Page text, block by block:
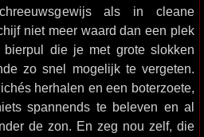
als in cleane
niet meer waard dan een plek
die je met grote slokken
zo snel mogelijk te vergeten.
herhalen en een boterzoete,
spannends te beleven en al
de zon. En zeg nou zelf, die